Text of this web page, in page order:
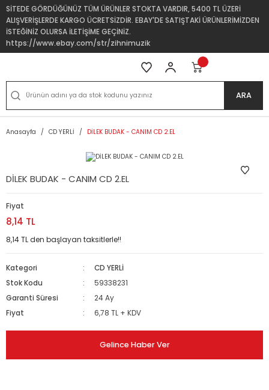
SİTEDE GÖRDÜĞÜNÜZ TÜM ÜRÜNLER STOKTA VARDIR, 5400 TL ÜZERİ
ALIŞVERİŞLERDE KARGO ÜCRETSİZDİR. EBAY'DE SATIŞTAKİ ÜRÜNLERİMİZDEN
İSTEĞİNİZ OLURSA İLETİŞİME GEÇİNİZ.
https://www.ebay.com/str/zihnimuzik
ARA
Anasayfa CD YERLİ DİLEK BUDAK - CANIM CD 2.EL
DİLEK BUDAK - CANIM CD 2.EL
Fiyat
8,14 TL
8,14 TL den başlayan taksitlerle!!
Kategori
CD YERLİ
Stok Kodu
59338231
Garanti Süresi
24 Ay
Fiyat
6,78 TL + KDV
Gelince Haber Ver